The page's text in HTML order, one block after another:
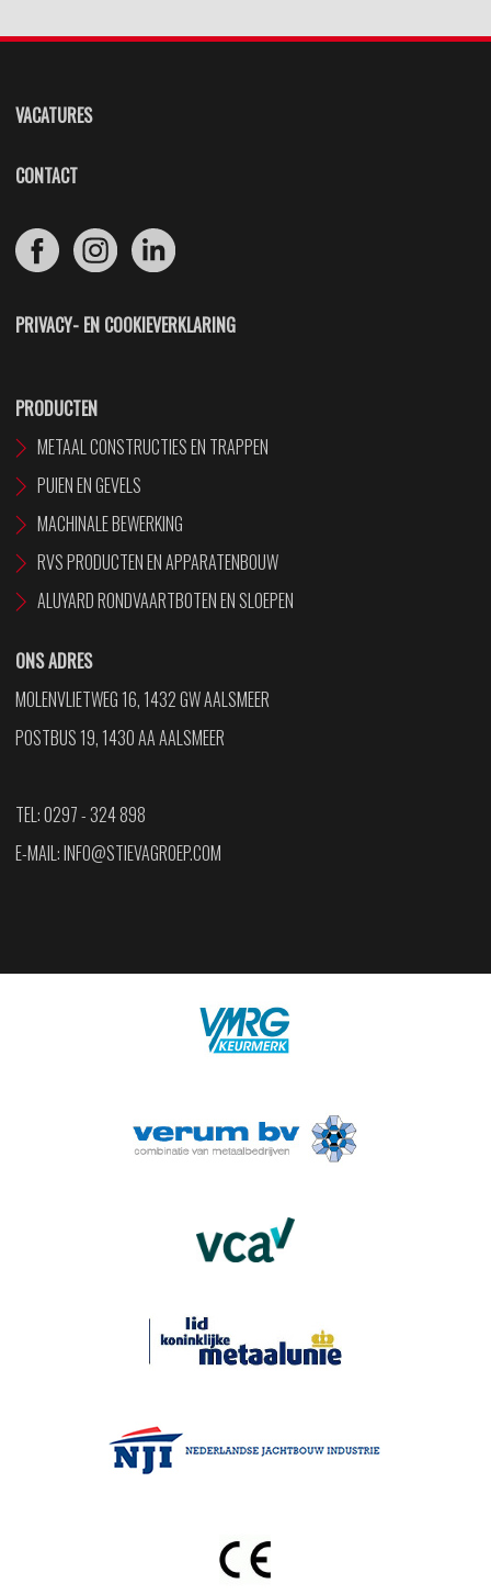
VACATURES
CONTACT
PRIVACY- EN COOKIEVERKLARING
PRODUCTEN
METAAL CONSTRUCTIES EN TRAPPEN
PUIEN EN GEVELS
MACHINALE BEWERKING
RVS PRODUCTEN EN APPARATENBOUW
ALUYARD RONDVAARTBOTEN EN SLOEPEN
ONS ADRES
MOLENVLIETWEG 16, 1432 GW AALSMEER
POSTBUS 19, 1430 AA AALSMEER
TEL: 0297 - 324 898
E-MAIL:INFO@STIEVAGROEP.COM